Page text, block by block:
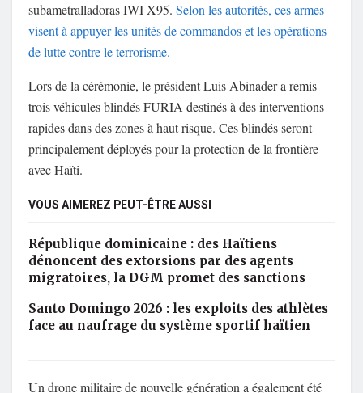
subametralladoras IWI X95. Selon les autorités, ces armes
visent à appuyer les unités de commandos et les opérations
de lutte contre le terrorisme.
Lors de la cérémonie, le présidentLuis Abinadera remis
trois véhicules blindés FURIA destinés à des interventions
rapides dans des zones à haut risque. Ces blindés seront
principalement déployés pour la protection de la frontière
avecHaïti.
VOUS AIMEREZ PEUT-ÊTRE AUSSI
République dominicaine : des Haïtiens
dénoncent des extorsions par des agents
migratoires, la DGM promet des sanctions
Santo Domingo 2026 : les exploits des athlètes
face au naufrage du système sportif haïtien
Un drone militaire de nouvelle génération a également été